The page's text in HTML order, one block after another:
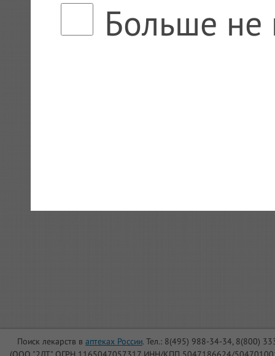
Поиск лекарств в аптеках России. Тел.: 8(495) 988-34-34, 8(800)
Больше не